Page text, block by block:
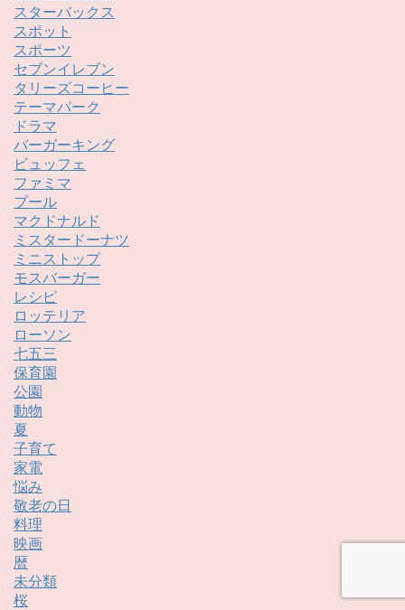
スターバックス
スポット
スポーツ
セブンイレブン
タリーズコーヒー
テーマパーク
ドラマ
バーガーキング
ビュッフェ
ファミマ
プール
マクドナルド
ミスタードーナツ
ミニストップ
モスバーガー
レシピ
ロッテリア
ローソン
七五三
保育園
公園
動物
夏
子育て
家電
悩み
敬老の日
料理
映画
暦
未分類
桜